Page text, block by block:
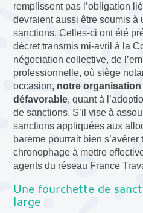
remplissent pas l’obligation
devraient aussi être soumis à
sanctions. Celles-ci ont été
décret transmis mi-avril à la
négociation collective, de
professionnelle, où siège
occasion, notre
défavorable, quant à
de sanctions. S’il vise à
sanctions appliquées aux
barème pourrait bien
chronophage à mettre
agents du réseau France
Une fourchette de
large